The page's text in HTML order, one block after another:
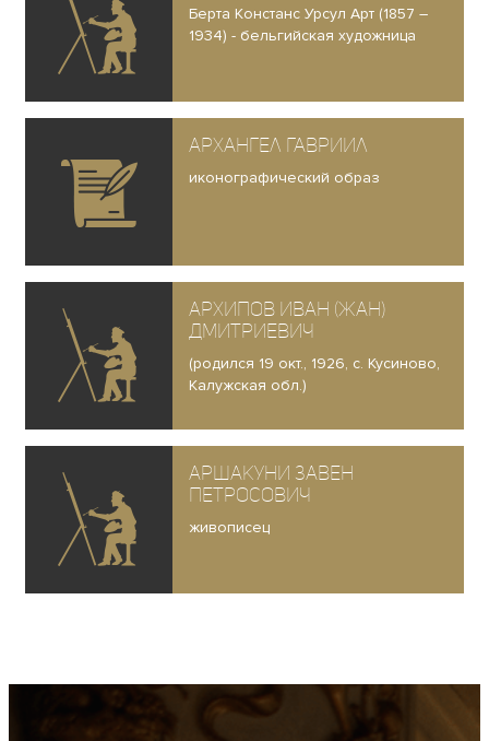
Берта Констанс Урсул Арт (1857 –
1934) - бельгийская художница
Архангел Гавриил
иконографический образ
Архипов Иван (Жан)
Дмитриевич
(родился 19 окт., 1926, с. Кусиново,
Калужская обл.)
Аршакуни Завен
Петросович
живописец